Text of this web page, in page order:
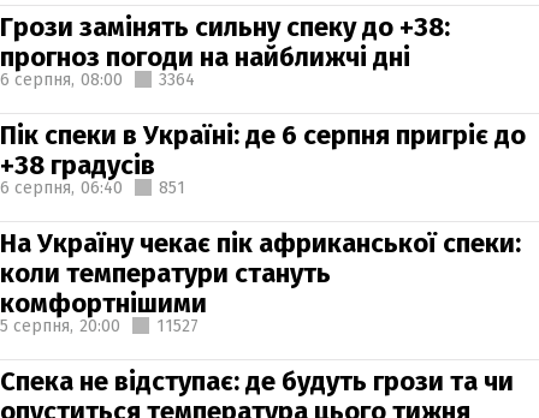
Грози замінять сильну спеку до +38:
прогноз погоди на найближчі дні
6 серпня, 08:00 3364
Пік спеки в Україні: де 6 серпня пригріє до
+38 градусів
6 серпня, 06:40 851
На Україну чекає пік африканської спеки:
коли температури стануть
комфортнішими
5 серпня, 20:00 11527
Спека не відступає: де будуть грози та чи
опуститься температура цього тижня